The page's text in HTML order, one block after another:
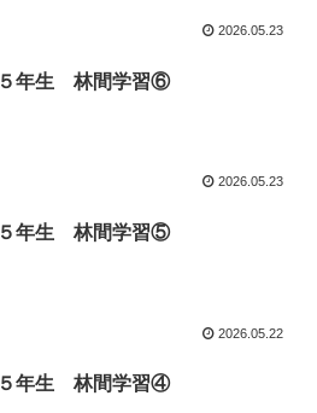
2026.05.23
５年生 林間学習⑥
2026.05.23
５年生 林間学習⑤
2026.05.22
５年生 林間学習④